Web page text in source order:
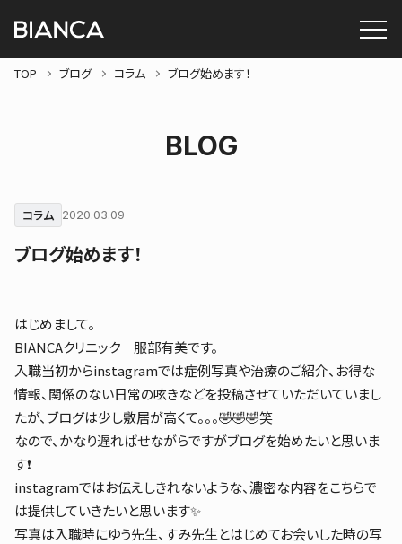
TOP ブログ コラム ブログ始めます！
BLOG
コラム 2020.03.09
ブログ始めます！
はじめまして。
BIANCAクリニック 服部有美です。
入職当初からinstagramでは症例写真や治療のご紹介、お得な
情報、関係のない日常の呟きなどを投稿させていただいていまし
たが、ブログは少し敷居が高くて。。。🤣🤣🤣笑
なので、かなり遅ればせながらですがブログを始めたいと思いま
す❗️
instagramではお伝えしきれないような、濃密な内容をこちらで
は提供していきたいと思います✨
写真は入職時にゆう先生、すみ先生とはじめてお会いした時の写